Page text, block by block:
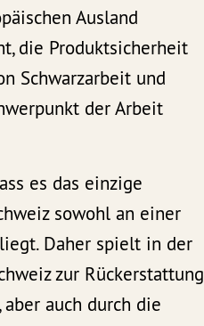
Ausland
die Produktsicherheit
Schwarzarbeit und
der Arbeit
es das einzige
sowohl an einer
Daher spielt in der
zur Rückerstattung
auch durch die